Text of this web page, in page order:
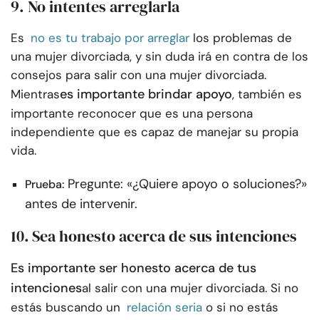
9. No intentes arreglarla
Es no es tu trabajo por arreglar los problemas de
una mujer divorciada, y sin duda irá en contra de los
consejos para salir con una mujer divorciada.
Mientrases importante brindar apoyo, también es
importante reconocer que es una persona
independiente que es capaz de manejar su propia
vida.
Prueba: Pregunte: «¿Quiere apoyo o soluciones?»
antes de intervenir.
10.Sea honesto acerca de sus intenciones
Es importante ser honesto acerca de tus
intencionesal salir con una mujer divorciada. Si no
estás buscando un relación seria o si no estás